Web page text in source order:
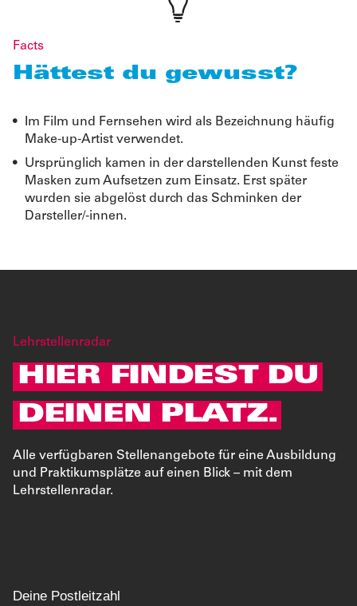
Facts
Hättest du gewusst?
Im Film und Fernsehen wird als Bezeichnung häufig
Make-up-Artist verwendet.
Ursprünglich kamen in der darstellenden Kunst feste
Masken zum Aufsetzen zum Einsatz. Erst später
wurden sie abgelöst durch das Schminken der
Darsteller/-innen.
Lehrstellenradar
HIER FINDEST DU
DEINEN PLATZ.
Alle verfügbaren Stellenangebote für eine Ausbildung
und Praktikumsplätze auf einen Blick – mit dem
Lehrstellenradar.